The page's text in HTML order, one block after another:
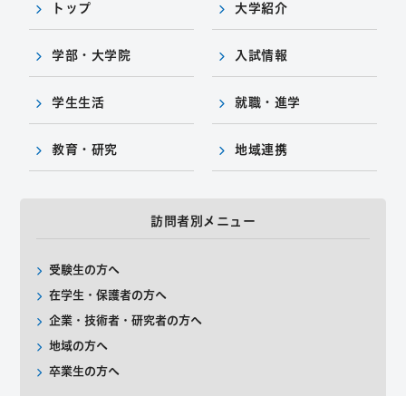
トップ 大学紹介
学部・大学院 入試情報
学生生活 就職・進学
教育・研究 地域連携
訪問者別メニュー
受験生の方へ
在学生・保護者の方へ
企業・技術者・研究者の方へ
地域の方へ
卒業生の方へ